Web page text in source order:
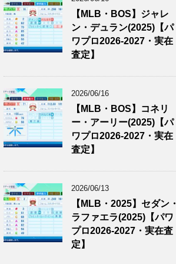
【MLB・BOS】ジャレ
ン・デュラン(2025)【パ
ワプロ2026-2027・実在
査定】
2026/06/16
【MLB・BOS】コネリ
ー・アーリー(2025)【パ
ワプロ2026-2027・実在
査定】
2026/06/13
【MLB・2025】セダン・
ラファエラ(2025)【パワ
プロ2026-2027・実在査
定】